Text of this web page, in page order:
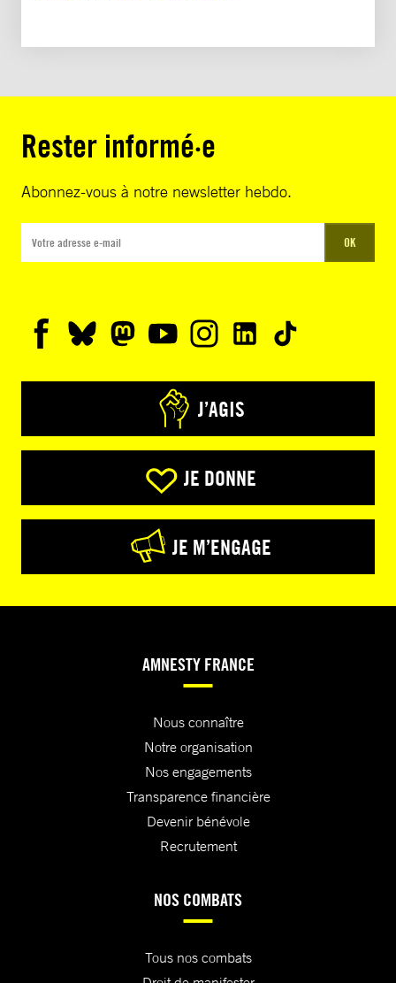
Rester informé·e
Abonnez-vous à notre newsletter hebdo.
OK
J’AGIS
JE DONNE
JE M’ENGAGE
AMNESTY FRANCE
Nous connaître
Notre organisation
Nos engagements
Transparence financière
Devenir bénévole
Recrutement
NOS COMBATS
Tous nos combats